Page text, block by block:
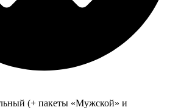
(+ пакеты «Мужской» и